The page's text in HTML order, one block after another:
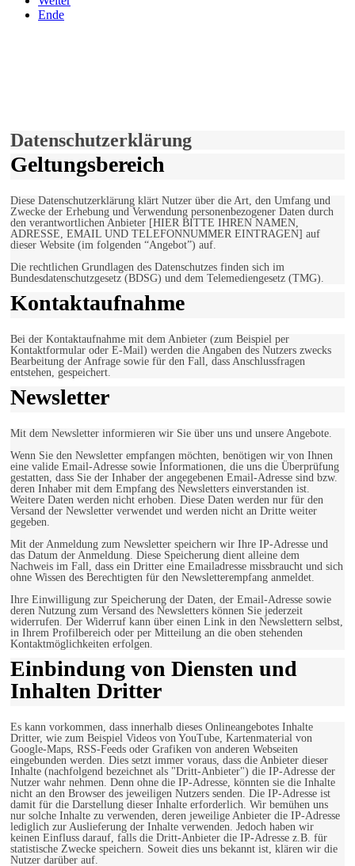
Ende
Datenschutzerklärung
Geltungsbereich
Diese Datenschutzerklärung klärt Nutzer über die Art, den Umfang und
Zwecke der Erhebung und Verwendung personenbezogener Daten durch
den verantwortlichen Anbieter [HIER BITTE IHREN NAMEN,
ADRESSE, EMAIL UND TELEFONNUMMER EINTRAGEN] auf
dieser Website (im folgenden “Angebot”) auf.
Die rechtlichen Grundlagen des Datenschutzes finden sich im
Bundesdatenschutzgesetz (BDSG) und dem Telemediengesetz (TMG).
Kontaktaufnahme
Bei der Kontaktaufnahme mit dem Anbieter (zum Beispiel per
Kontaktformular oder E-Mail) werden die Angaben des Nutzers zwecks
Bearbeitung der Anfrage sowie für den Fall, dass Anschlussfragen
entstehen, gespeichert.
Newsletter
Mit dem Newsletter informieren wir Sie über uns und unsere Angebote.
Wenn Sie den Newsletter empfangen möchten, benötigen wir von Ihnen
eine valide Email-Adresse sowie Informationen, die uns die Überprüfung
gestatten, dass Sie der Inhaber der angegebenen Email-Adresse sind bzw.
deren Inhaber mit dem Empfang des Newsletters einverstanden ist.
Weitere Daten werden nicht erhoben. Diese Daten werden nur für den
Versand der Newsletter verwendet und werden nicht an Dritte weiter
gegeben.
Mit der Anmeldung zum Newsletter speichern wir Ihre IP-Adresse und
das Datum der Anmeldung. Diese Speicherung dient alleine dem
Nachweis im Fall, dass ein Dritter eine Emailadresse missbraucht und sich
ohne Wissen des Berechtigten für den Newsletterempfang anmeldet.
Ihre Einwilligung zur Speicherung der Daten, der Email-Adresse sowie
deren Nutzung zum Versand des Newsletters können Sie jederzeit
widerrufen. Der Widerruf kann über einen Link in den Newslettern selbst,
in Ihrem Profilbereich oder per Mitteilung an die oben stehenden
Kontaktmöglichkeiten erfolgen.
Einbindung von Diensten und
Inhalten Dritter
Es kann vorkommen, dass innerhalb dieses Onlineangebotes Inhalte
Dritter, wie zum Beispiel Videos von YouTube, Kartenmaterial von
Google-Maps, RSS-Feeds oder Grafiken von anderen Webseiten
eingebunden werden. Dies setzt immer voraus, dass die Anbieter dieser
Inhalte (nachfolgend bezeichnet als "Dritt-Anbieter") die IP-Adresse der
Nutzer wahr nehmen. Denn ohne die IP-Adresse, könnten sie die Inhalte
nicht an den Browser des jeweiligen Nutzers senden. Die IP-Adresse ist
damit für die Darstellung dieser Inhalte erforderlich. Wir bemühen uns
nur solche Inhalte zu verwenden, deren jeweilige Anbieter die IP-Adresse
lediglich zur Auslieferung der Inhalte verwenden. Jedoch haben wir
keinen Einfluss darauf, falls die Dritt-Anbieter die IP-Adresse z.B. für
statistische Zwecke speichern. Soweit dies uns bekannt ist, klären wir die
Nutzer darüber auf.